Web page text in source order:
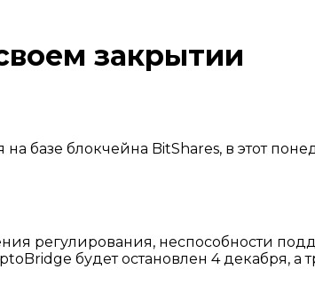
закрытии
базе блокчейна BitShares, в этот
регулирования, неспособности
будет остановлен 4 декабря,